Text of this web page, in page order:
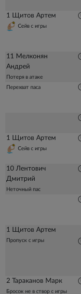
1 Щитов Артем
Сейв с игры
11 Мелконян
Андрей
Потеря в атаке
Перехват паса
1 Щитов Артем
Сейв с игры
10 Лентович
Дмитрий
Неточный пас
1 Щитов Артем
Пропуск с игры
2 Тараканов Марк
Бросок не в створ с игры